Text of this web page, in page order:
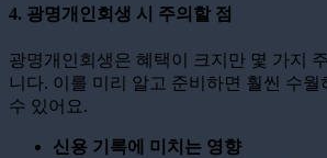
4. 광명개인회생 시 주의할 점
광명개인회생은 혜택이 크지만 몇 가지
니다. 이를 미리 알고 준비하면 훨씬 수
수 있어요.
신용 기록에 미치는 영향